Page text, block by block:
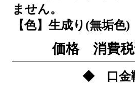
ません。
【色】生成り(無垢色)
価格 消費税
◆ 口金